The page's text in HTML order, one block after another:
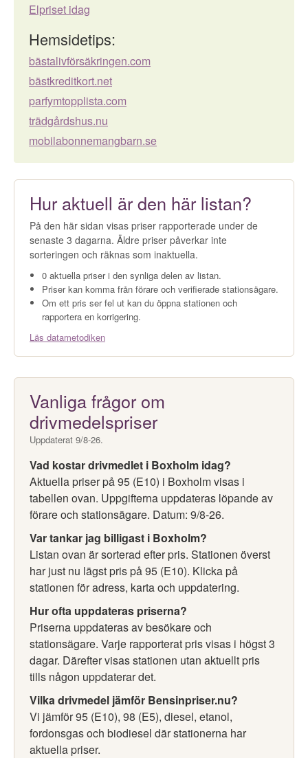
Elpriset idag
Hemsidetips:
bästalivförsäkringen.com
bästkreditkort.net
parfymtopplista.com
trädgårdshus.nu
mobilabonnemangbarn.se
Hur aktuell är den här listan?
På den här sidan visas priser rapporterade under de
senaste 3 dagarna. Äldre priser påverkar inte
sorteringen och räknas som inaktuella.
0 aktuella priser i den synliga delen av listan.
Priser kan komma från förare och verifierade stationsägare.
Om ett pris ser fel ut kan du öppna stationen och
rapportera en korrigering.
Läs datametodiken
Vanliga frågor om
drivmedelspriser
Uppdaterat 9/8-26.
Vad kostar drivmedlet i Boxholm idag?
Aktuella priser på 95 (E10) i Boxholm visas i
tabellen ovan. Uppgifterna uppdateras löpande av
förare och stationsägare. Datum: 9/8-26.
Var tankar jag billigast i Boxholm?
Listan ovan är sorterad efter pris. Stationen överst
har just nu lägst pris på 95 (E10). Klicka på
stationen för adress, karta och uppdatering.
Hur ofta uppdateras priserna?
Priserna uppdateras av besökare och
stationsägare. Varje rapporterat pris visas i högst 3
dagar. Därefter visas stationen utan aktuellt pris
tills någon uppdaterar det.
Vilka drivmedel jämför Bensinpriser.nu?
Vi jämför 95 (E10), 98 (E5), diesel, etanol,
fordonsgas och biodiesel där stationerna har
aktuella priser.